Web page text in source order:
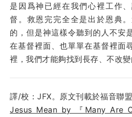
是因爲神已經在我們心裡工作
督。救恩完完全全是出於恩典
的，但是神這樣令聽到的人不安
在基督裡面、也單單在基督裡面
裡，我們才能夠找到長存、不改變
譯/校：JFX。原文刊載於福音聯盟
Jesus Mean by 『Many Are